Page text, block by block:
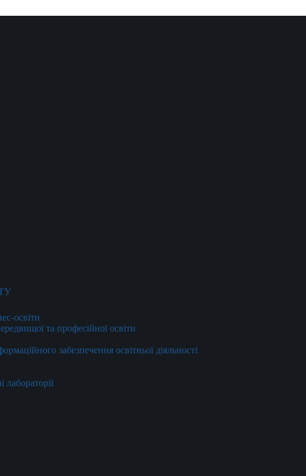
освіти
та професійної освіти
забезпечення освітньої діяльності
лабораторії